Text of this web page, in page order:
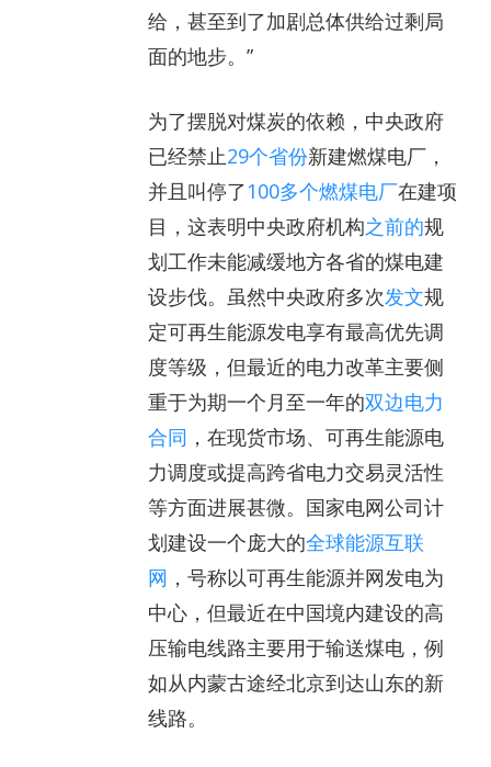
给，甚至到了加剧总体供给过剩局
面的地步。”
为了摆脱对煤炭的依赖，中央政府
已经禁止29个省份新建燃煤电厂，
并且叫停了100多个燃煤电厂在建项
目，这表明中央政府机构之前的规
划工作未能减缓地方各省的煤电建
设步伐。虽然中央政府多次发文规
定可再生能源发电享有最高优先调
度等级，但最近的电力改革主要侧
重于为期一个月至一年的双边电力
合同 ，在现货市场、可再生能源电
力调度或提高跨省电力交易灵活性
等方面进展甚微。国家电网公司计
划建设一个庞大的全球能源互联
网 ，号称以可再生能源并网发电为
中心，但最近在中国境内建设的高
压输电线路主要用于输送煤电，例
如从内蒙古途经北京到达山东的新
线路。